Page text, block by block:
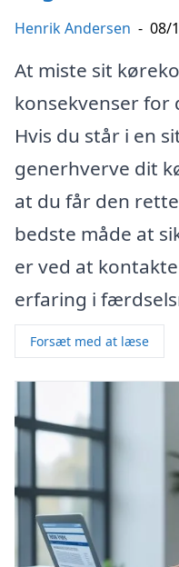
Henrik Andersen - 08/
At miste sit
konsekvenser for
Hvis du står i en
generhverve dit
at du får den
bedste måde at
er ved at
erfaring i
Forsæt med at læse